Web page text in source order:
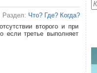
Раздел: Что? Где? Когда?
второго и при
если третье выполняет